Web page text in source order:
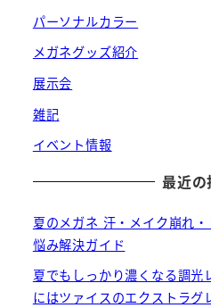
パーソナルカラー
メガネグッズ紹介
展示会
雑記
イベント情報
最近の
夏のメガネ 汗・メイク崩れ
悩み解決ガイド
夏でもしっかり濃くなる調光
にはツァイスのエクストラグ